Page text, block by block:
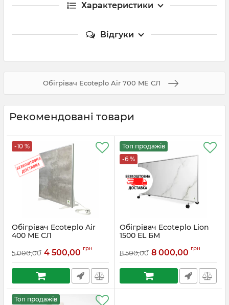
Характеристики
Відгуки
Обігрівач Ecoteplo Air 700 ME CЛ
Рекомендовані товари
-10 %
Обігрівач Ecoteplo Air
400 МЕ СЛ
5 000,00 4 500,00 грн
Топ продажів
-6 %
Обігрівач Ecoteplo Lion
1500 EL БМ
8 500,00 8 000,00 грн
Топ продажів